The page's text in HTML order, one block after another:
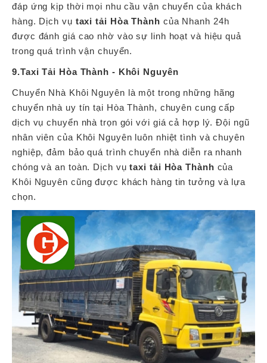
đáp ứng kịp thời mọi nhu cầu vận chuyển của khách
hàng. Dịch vụ taxi tải Hòa Thành của Nhanh 24h
được đánh giá cao nhờ vào sự linh hoạt và hiệu quả
trong quá trình vận chuyển.
9.Taxi Tải Hòa Thành - Khôi Nguyên
Chuyển Nhà Khôi Nguyên là một trong những hãng
chuyển nhà uy tín tại Hòa Thành, chuyên cung cấp
dịch vụ chuyển nhà trọn gói với giá cả hợp lý. Đội ngũ
nhân viên của Khôi Nguyên luôn nhiệt tình và chuyên
nghiệp, đảm bảo quá trình chuyển nhà diễn ra nhanh
chóng và an toàn. Dịch vụtaxi tải Hòa Thành của
Khôi Nguyên cũng được khách hàng tin tưởng và lựa
chọn.